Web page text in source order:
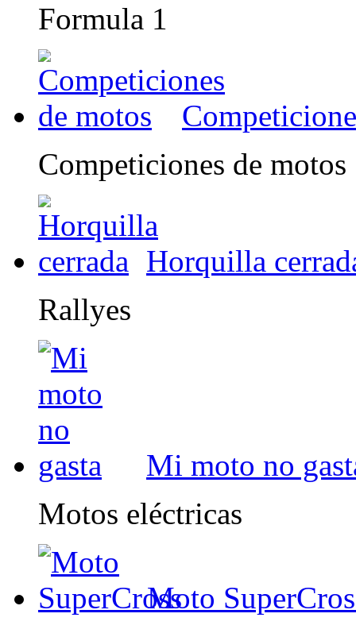
Formula 1
Competiciones de motos
Horquilla
Rallyes
Mi moto no
Motos eléctricas
Moto